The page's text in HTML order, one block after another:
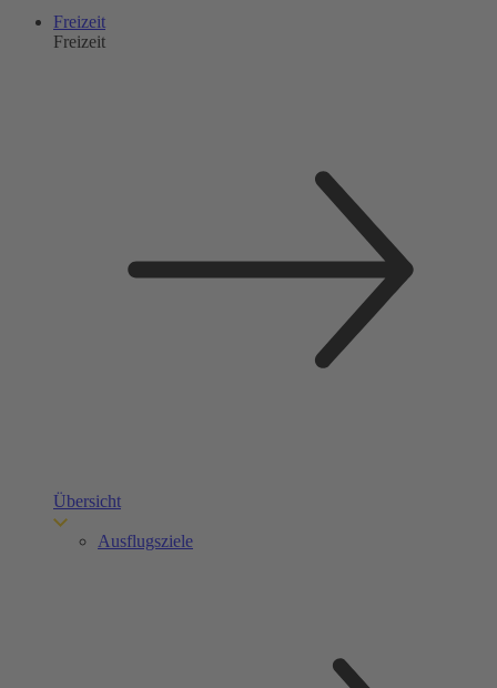
Freizeit
Freizeit
Übersicht
Ausflugsziele